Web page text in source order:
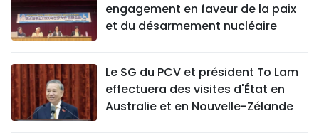
engagement en faveur de la paix
et du désarmement nucléaire
Le SG du PCV et président To Lam
effectuera des visites d'État en
Australie et en Nouvelle-Zélande